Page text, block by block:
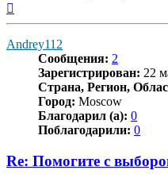
Andrey112
Сообщения: 2
Зарегистрирован: 22
Страна, Регион,
Город: Moscow
Благодарил (а): 0
Поблагодарили: 0
Re: Помогите с